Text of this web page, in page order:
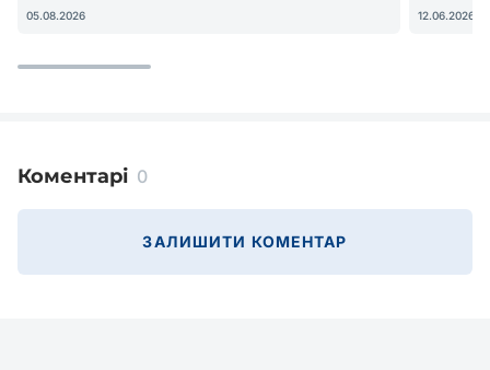
05.08.2026 12.06.2026
Коментарі 0
ЗАЛИШИТИ КОМЕНТАР